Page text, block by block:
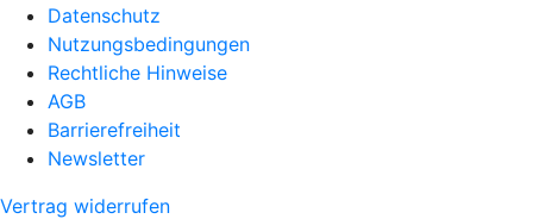
Datenschutz
Nutzungsbedingungen
Rechtliche Hinweise
AGB
Barrierefreiheit
Newsletter
Vertrag widerrufen